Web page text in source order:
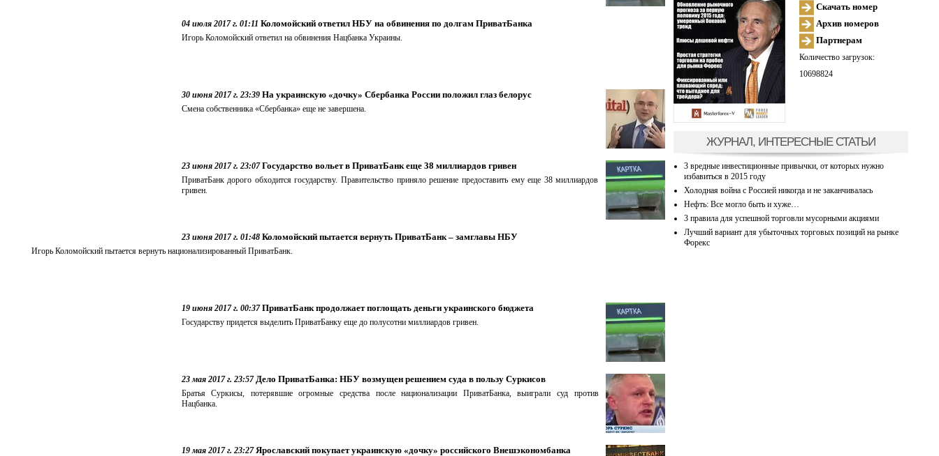
04 июля 2017 г. 01:11 Коломойский ответил НБУ на обвинения по долгам ПриватБанка
Игорь Коломойский ответил на обвинения Нацбанка Украины.
30 июня 2017 г. 23:39 На украинскую «дочку» Сбербанка России положил глаз белорус
Смена собственника «Сбербанка» еще не завершена.
23 июня 2017 г. 23:07 Государство вольет в ПриватБанк еще 38 миллиардов гривен
ПриватБанк дорого обходится государству. Правительство приняло решение предоставить ему еще 38 миллиардов
гривен.
23 июня 2017 г. 01:48 Коломойский пытается вернуть ПриватБанк – замглавы НБУ
Игорь Коломойский пытается вернуть национализированный ПриватБанк.
19 июня 2017 г. 00:37 ПриватБанк продолжает поглощать деньги украинского бюджета
Государству придется выделить ПриватБанку еще до полусотни миллиардов гривен.
23 мая 2017 г. 23:57 Дело ПриватБанка: НБУ возмущен решением суда в пользу Суркисов
Братья Суркисы, потерявшие огромные средства после национализации ПриватБанка, выиграли суд против
Нацбанка.
19 мая 2017 г. 23:27 Ярославский покупает украинскую «дочку» российского Внешэкономбанка
Скачать номер
Архив номеров
Партнерам
Количество загрузок:
10698824
ЖУРНАЛ, ИНТЕРЕСНЫЕ СТАТЬИ
3 вредные инвестиционные привычки, от которых нужно
избавиться в 2015 году
Холодная война с Россией никогда и не заканчивалась
Нефть: Все могло быть и хуже…
3 правила для успешной торговли мусорными акциями
Лучший вариант для убыточных торговых позиций на рынке
Форекс